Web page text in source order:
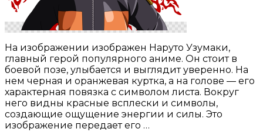
На изображении изображен Наруто Узумаки,
главный герой популярного аниме. Он стоит в
боевой позе, улыбается и выглядит уверенно. На
нем черная и оранжевая куртка, а на голове — его
характерная повязка с символом листа. Вокруг
него видны красные всплески и символы,
создающие ощущение энергии и силы. Это
изображение передает его …